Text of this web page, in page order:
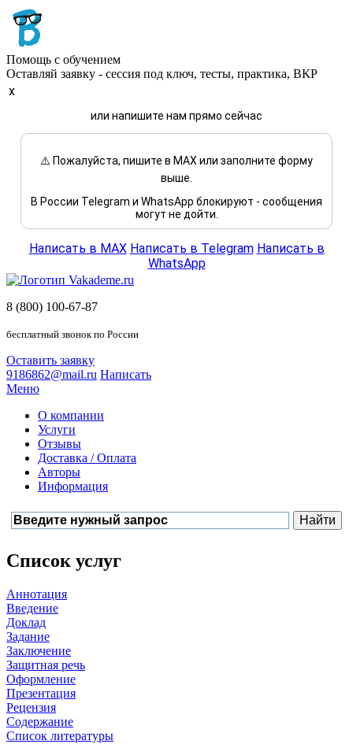
Помощь с обучением
Оставляй заявку - сессия под ключ, тесты, практика, ВКР
x
или напишите нам прямо сейчас
⚠️ Пожалуйста, пишите в MAX или заполните форму
выше.
В России Telegram и WhatsApp блокируют - сообщения
могут не дойти.
Написать в MAX Написать в Telegram Написать в
WhatsApp
8 (800) 100-67-87
бесплатный звонок по России
Оставить заявку
9186862@mail.ru Написать
Меню
О компании
Услуги
Отзывы
Доставка / Оплата
Авторы
Информация
Список услуг
Аннотация
Введение
Доклад
Задание
Заключение
Защитная речь
Оформление
Презентация
Рецензия
Содержание
Список литературы